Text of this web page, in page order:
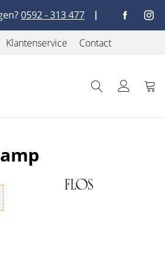
0592 - 313 477
Klantenservice Contact